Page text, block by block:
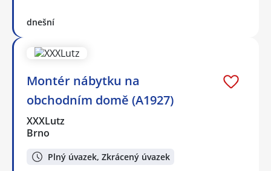
dnešní
Montér nábytku na
obchodním domě (A1927)
XXXLutz
Brno
Plný úvazek, Zkrácený úvazek